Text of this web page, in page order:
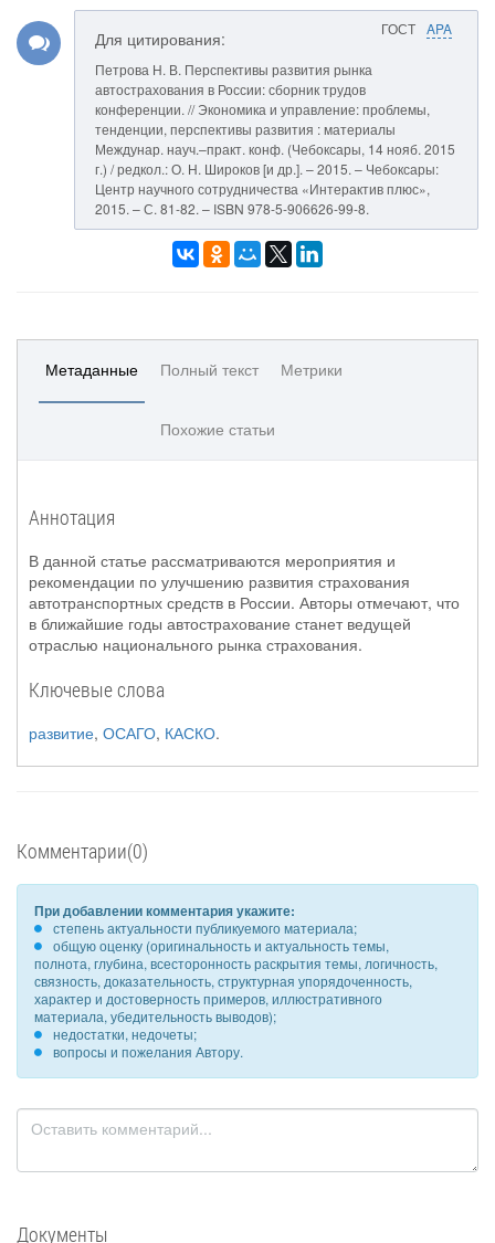
ГОСТ APA
Для цитирования:
Петрова Н. В. Перспективы развития рынка
автострахования в России: сборник трудов
конференции. // Экономика и управление: проблемы,
тенденции, перспективы развития : материалы
Междунар. науч.–практ. конф. (Чебоксары, 14 нояб. 2015
г.) / редкол.: О. Н. Широков [и др.]. – 2015. – Чебоксары:
Центр научного сотрудничества «Интерактив плюс»,
2015. – С. 81-82. – ISBN 978-5-906626-99-8.
Метаданные Полный текст Метрики
Похожие статьи
Аннотация
В данной статье рассматриваются мероприятия и
рекомендации по улучшению развития страхования
автотранспортных средств в России. Авторы отмечают, что
в ближайшие годы автострахование станет ведущей
отраслью национального рынка страхования.
Ключевые слова
развитие, ОСАГО, КАСКО.
Комментарии(0)
При добавлении комментария укажите:
степень актуальности публикуемого материала;
общую оценку (оригинальность и актуальность темы,
полнота, глубина, всесторонность раскрытия темы, логичность,
связность, доказательность, структурная упорядоченность,
характер и достоверность примеров, иллюстративного
материала, убедительность выводов);
недостатки, недочеты;
вопросы и пожелания Автору.
Документы